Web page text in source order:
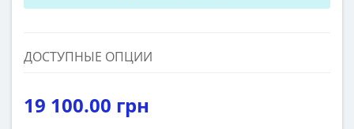
ДОСТУПНЫЕ ОПЦИИ
19 100.00 грн